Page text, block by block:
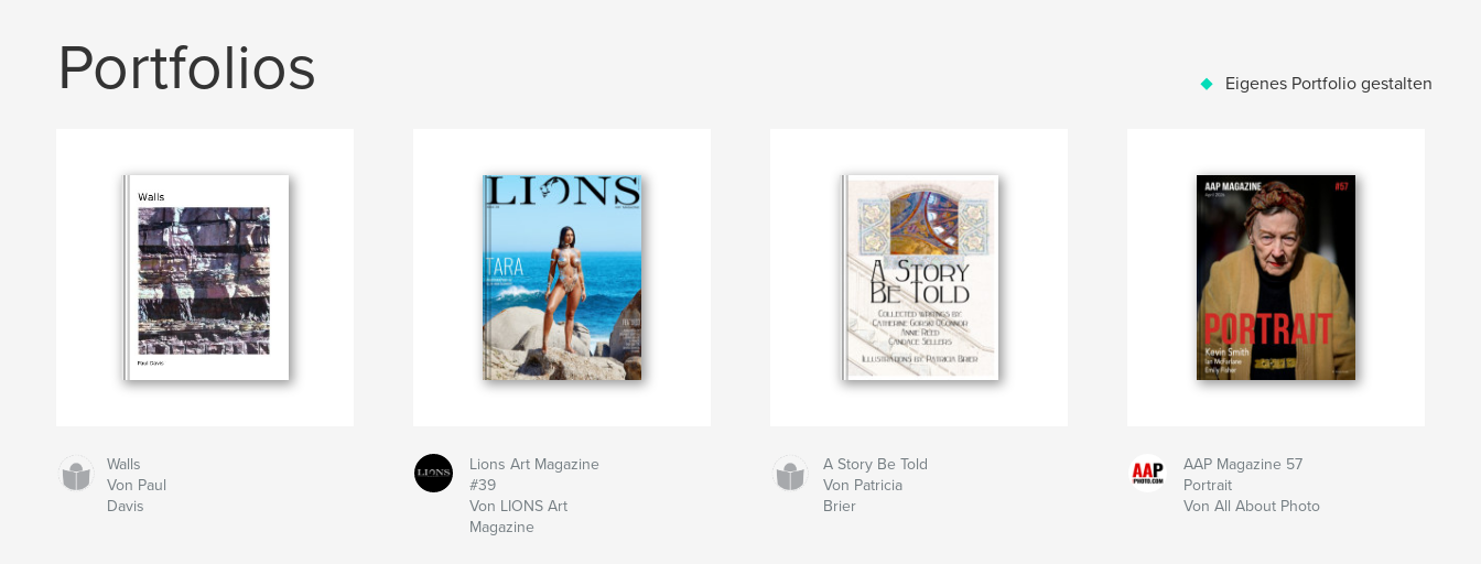
Portfolios Eigenes Portfolio gestalten
Walls
Von Paul
Davis
Lions Art Magazine
#39
Von LIONS Art
Magazine
A Story Be Told
Von Patricia
Brier
AAP Magazine 57
Portrait
Von All About Photo